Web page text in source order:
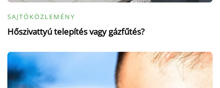
SAJTÓKÖZLEMÉNY
Hőszivattyú telepítés vagy gázfűtés?